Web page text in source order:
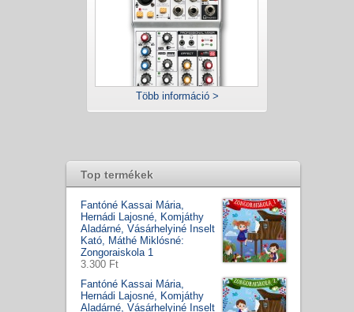
Több információ >
Top termékek
Fantóné Kassai Mária,
Hernádi Lajosné, Komjáthy
Aladárné, Vásárhelyiné Inselt
Kató, Máthé Miklósné:
Zongoraiskola 1
3.300 Ft
Fantóné Kassai Mária,
Hernádi Lajosné, Komjáthy
Aladárné, Vásárhelyiné Inselt